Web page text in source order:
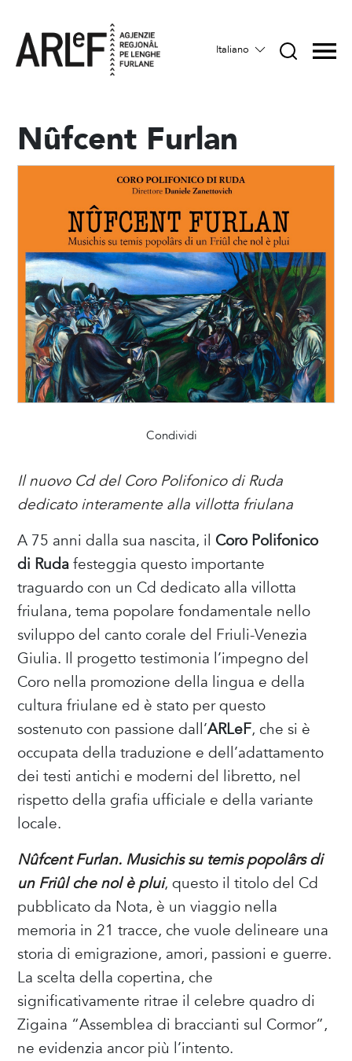
Italiano
Nûfcent Furlan
Condividi
Il nuovo Cd del Coro Polifonico di Ruda
dedicato interamente alla villotta friulana
A 75 anni dalla sua nascita, il Coro Polifonico
di Rudafesteggia questo importante
traguardo con un Cd dedicato alla villotta
friulana, tema popolare fondamentale nello
sviluppo del canto corale del Friuli-Venezia
Giulia. Il progetto testimonia l’impegno del
Coro nella promozione della lingua e della
cultura friulane ed è stato per questo
sostenuto con passione dall’ARLeF, che si è
occupata della traduzione e dell’adattamento
dei testi antichi e moderni del libretto, nel
rispetto della grafia ufficiale e della variante
locale.
Nûfcent Furlan. Musichis su temis popolârs di
un Friûl che nol è plui, questo il titolo del Cd
pubblicato da Nota, è un viaggio nella
memoria in 21 tracce, che vuole delineare una
storia di emigrazione, amori, passioni e guerre.
La scelta della copertina, che
significativamente ritrae il celebre quadro di
Zigaina “Assemblea di braccianti sul Cormor”,
ne evidenzia ancor più l’intento.